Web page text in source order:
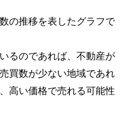
の推移を表したグラフで
るのであれば、不動産が
買数が少ない地域であれ
高い価格で売れる可能性